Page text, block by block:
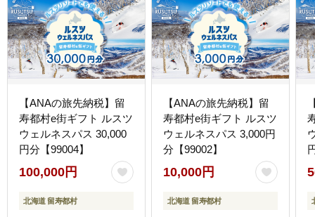
【ANAの旅先納税】留
寿都村e街ギフト ルスツ
ウェルネスパス 30,000
円分【99004】
100,000円
北海道 留寿都村
【ANAの旅先納税】留
寿都村e街ギフト ルスツ
ウェルネスパス 3,000円
分【99002】
10,000円
北海道 留寿都村